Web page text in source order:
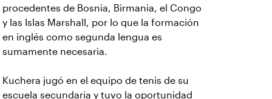
procedentes de Bosnia, Birmania, el Congo
y las Islas Marshall, por lo que la formación
en inglés como segunda lengua es
sumamente necesaria.
Kuchera jugó en el equipo de tenis de su
escuela secundaria y tuvo la oportunidad